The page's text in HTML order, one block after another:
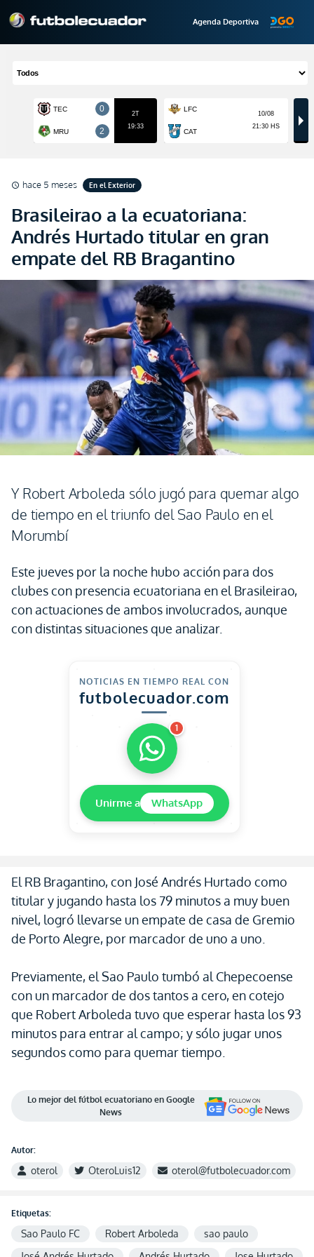
Agenda Deportiva
schedule hace 5 meses En el Exterior
Brasileirao a la ecuatoriana:
Andrés Hurtado titular en gran
empate del RB Bragantino
Y Robert Arboleda sólo jugó para quemar algo
de tiempo en el triunfo del Sao Paulo en el
Morumbí
Este jueves por la noche hubo acción para dos
clubes con presencia ecuatoriana en el Brasileirao,
con actuaciones de ambos involucrados, aunque
con distintas situaciones que analizar.
NOTICIAS EN TIEMPO REAL CON
futbolecuador.com
1
Unirme a WhatsApp
El RB Bragantino, con José Andrés Hurtado como
titular y jugando hasta los 79 minutos a muy buen
nivel, logró llevarse un empate de casa de Gremio
de Porto Alegre, por marcador de uno a uno.
Previamente, el Sao Paulo tumbó al Chepecoense
con un marcador de dos tantos a cero, en cotejo
que Robert Arboleda tuvo que esperar hasta los 93
minutos para entrar al campo; y sólo jugar unos
segundos como para quemar tiempo.
Lo mejor del fútbol ecuatoriano en Google
News
Autor:
oterol OteroLuis12 oterol@futbolecuador.com
Etiquetas:
Sao Paulo FC Robert Arboleda
sao paulo